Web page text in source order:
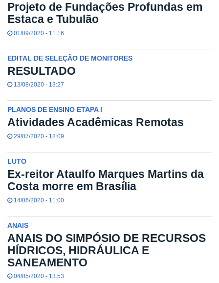
Projeto de Fundações Profundas em
Estaca e Tubulão
01/09/2020 - 11:16
EDITAL DE SELEÇÃO DE MONITORES
RESULTADO
13/08/2020 - 13:27
PLANOS DE ENSINO ETAPA I
Atividades Acadêmicas Remotas
29/07/2020 - 18:09
LUTO
Ex-reitor Ataulfo Marques Martins da
Costa morre em Brasília
14/06/2020 - 11:00
ANAIS
ANAIS DO SIMPÓSIO DE RECURSOS
HÍDRICOS, HIDRÁULICA E
SANEAMENTO
04/05/2020 - 13:53